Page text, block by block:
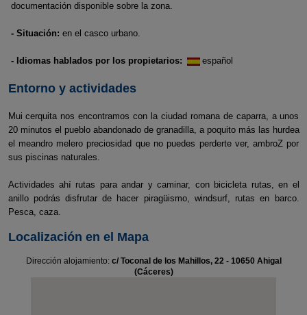
documentación disponible sobre la zona.
- Situación: en el casco urbano.
- Idiomas hablados por los propietarios: español
Entorno y actividades
Mui cerquita nos encontramos con la ciudad romana de caparra, a unos
20 minutos el pueblo abandonado de granadilla, a poquito más las hurdea
el meandro melero preciosidad que no puedes perderte ver, ambroZ por
sus piscinas naturales.
Actividades ahí rutas para andar y caminar, con bicicleta rutas, en el
anillo podrás disfrutar de hacer piragüismo, windsurf, rutas en barco.
Pesca, caza.
Localización en el Mapa
Dirección alojamiento: c/ Toconal de los Mahillos, 22 - 10650 Ahigal
(Cáceres)